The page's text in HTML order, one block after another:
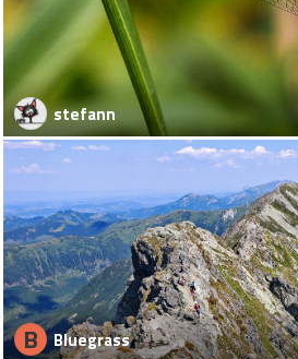
stefann
B Bluegrass